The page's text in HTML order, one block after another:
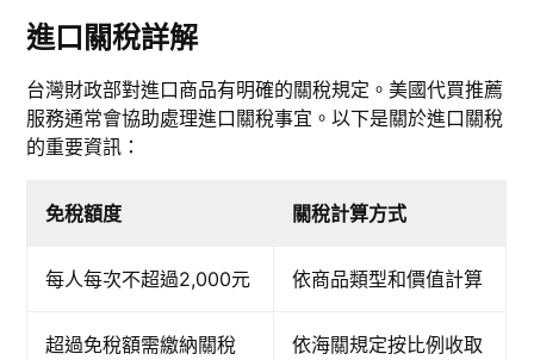
進口關稅詳解
台灣財政部對進口商品有明確的關稅規定。美國代買推薦
服務通常會協助處理進口關稅事宜。以下是關於進口關稅
的重要資訊：
免稅額度 關稅計算方式
每人每次不超過2,000元 依商品類型和價值計算
超過免稅額需繳納關稅 依海關規定按比例收取